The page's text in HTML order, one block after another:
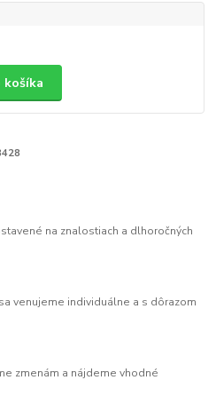
košíka
na znalostiach a dlhoročných
venujeme individuálne a s dôrazom
zmenám a nájdeme vhodné